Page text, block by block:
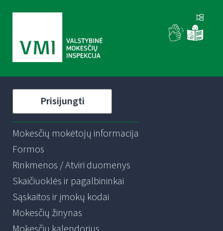
Prisijungti
Mokesčių mokėtojų informacija
Formos
Rinkmenos / Atviri duomenys
Skaičiuoklės ir pagalbininkai
Sąskaitos ir įmokų kodai
Mokesčių žinynas